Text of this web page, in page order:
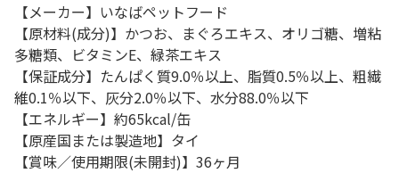
【メーカー】いなばペットフード
【原材料(成分)】かつお、まぐろエキス、オリゴ糖、増粘
多糖類、ビタミンE、緑茶エキス
【保証成分】たんぱく質9.0％以上、脂質0.5％以上、粗繊
維0.1％以下、灰分2.0％以下、水分88.0％以下
【エネルギー】約65kcal/缶
【原産国または製造地】タイ
【賞味／使用期限(未開封)】36ヶ月